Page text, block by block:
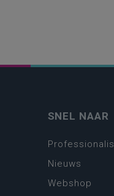
SNEL NAAR
Nieuws
Webshop